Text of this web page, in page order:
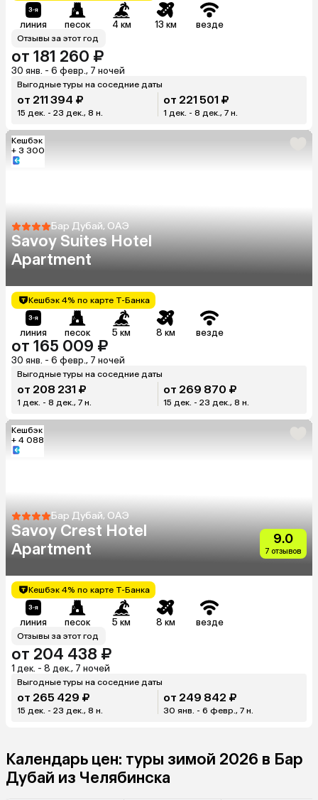
линия песок 4 км 13 км везде
Отзывы за этот год
от 181 260 ₽
30 янв. - 6 февр., 7 ночей
Выгодные туры на соседние даты
от 211 394 ₽
15 дек. - 23 дек., 8 н.
от 221 501 ₽
1 дек. - 8 дек., 7 н.
Кешбэк
+ 3 300
Бар Дубай, ОАЭ
Savoy Suites Hotel
Apartment
Кешбэк 4% по карте Т-Банка
линия песок 5 км 8 км везде
от 165 009 ₽
30 янв. - 6 февр., 7 ночей
Выгодные туры на соседние даты
от 208 231 ₽
1 дек. - 8 дек., 7 н.
от 269 870 ₽
15 дек. - 23 дек., 8 н.
Кешбэк
+ 4 088
Бар Дубай, ОАЭ
Savoy Crest Hotel
Apartment
9.0
7 отзывов
Кешбэк 4% по карте Т-Банка
линия песок 5 км 8 км везде
Отзывы за этот год
от 204 438 ₽
1 дек. - 8 дек., 7 ночей
Выгодные туры на соседние даты
от 265 429 ₽
15 дек. - 23 дек., 8 н.
от 249 842 ₽
30 янв. - 6 февр., 7 н.
Календарь цен: туры зимой 2026 в Бар
Дубай из Челябинска